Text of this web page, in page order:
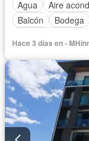
Agua
Aire
Balcón
Bodega
Electricidad
Recámara con
Completamente
Hace 3 días en -